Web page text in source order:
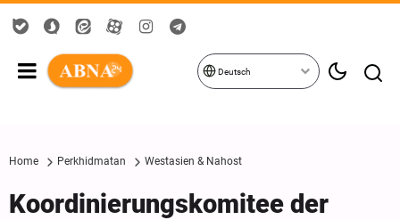
Deutsch
Home Perkhidmatan Westasien & Nahost
Koordinierungskomitee der